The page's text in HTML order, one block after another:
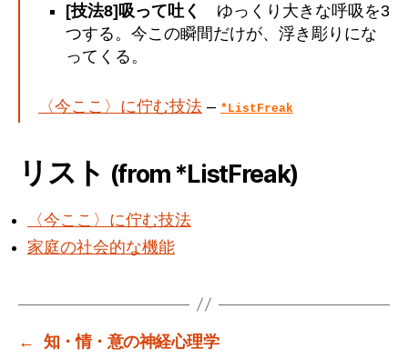
[技法8]吸って吐く
ゆっくり大きな呼吸を3
つする。今この瞬間だけが、浮き彫りにな
ってくる。
〈今ここ〉に佇む技法 – *ListFreak
リスト (from *ListFreak)
〈今ここ〉に佇む技法
家庭の社会的な機能
←
知・情・意の神経心理学